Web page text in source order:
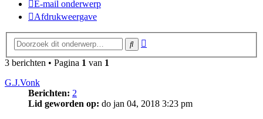
E-mail onderwerp
Afdrukweergave
Zoek
3 berichten • Pagina 1 van 1
G.J.Vonk
Berichten: 2
Lid geworden op: do jan 04, 2018 3:23 pm